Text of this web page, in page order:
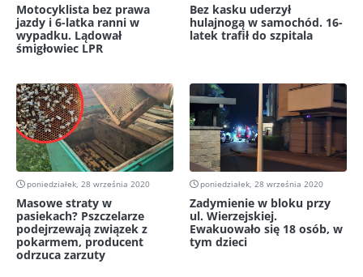
Motocyklista bez prawa
jazdy i 6-latka ranni w
wypadku. Lądował
śmigłowiec LPR
Bez kasku uderzył
hulajnogą w samochód. 16-
latek trafił do szpitala
poniedziałek, 28 września 2020
Masowe straty w
pasiekach? Pszczelarze
podejrzewają związek z
pokarmem, producent
odrzuca zarzuty
poniedziałek, 28 września 2020
Zadymienie w bloku przy
ul. Wierzejskiej.
Ewakuowało się 18 osób, w
tym dzieci